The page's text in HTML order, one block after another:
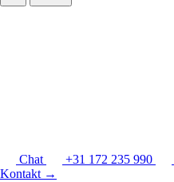
Chat +31 172 235 990
Kontakt →